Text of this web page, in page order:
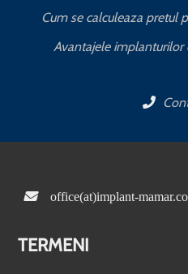
Cum se calculeaza pretul
Avantajele implanturilor
office(at)implant-mamar.co
TERMENI